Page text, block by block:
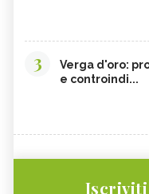
3
Verga d'oro:
e controindi...
Iscriviti